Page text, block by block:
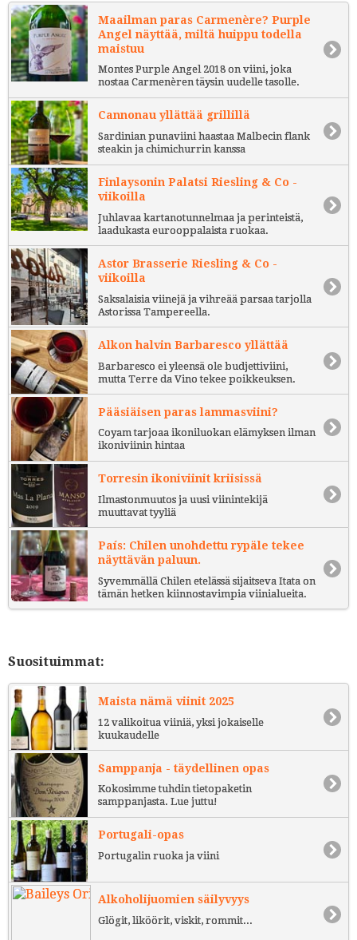
Maailman paras Carmenère? Purple
Angel näyttää, miltä huippu todella
maistuu
Montes Purple Angel 2018 on viini, joka
nostaa Carmenèren täysin uudelle tasolle.
Cannonau yllättää grillillä
Sardinian punaviini haastaa Malbecin flank
steakin ja chimichurrin kanssa
Finlaysonin Palatsi Riesling & Co -
viikoilla
Juhlavaa kartanotunnelmaa ja perinteistä,
laadukasta eurooppalaista ruokaa.
Astor Brasserie Riesling & Co -
viikoilla
Saksalaisia viinejä ja vihreää parsaa tarjolla
Astorissa Tampereella.
Alkon halvin Barbaresco yllättää
Barbaresco ei yleensä ole budjettiviini,
mutta Terre da Vino tekee poikkeuksen.
Pääsiäisen paras lammasviini?
Coyam tarjoaa ikoniluokan elämyksen ilman
ikoniviinin hintaa
Torresin ikoniviinit kriisissä
Ilmastonmuutos ja uusi viinintekijä
muuttavat tyyliä
País: Chilen unohdettu rypäle tekee
näyttävän paluun.
Syvemmällä Chilen etelässä sijaitseva Itata on
tämän hetken kiinnostavimpia viinialueita.
Suosituimmat:
Maista nämä viinit 2025
12 valikoitua viiniä, yksi jokaiselle
kuukaudelle
Samppanja - täydellinen opas
Kokosimme tuhdin tietopaketin
samppanjasta. Lue juttu!
Portugali-opas
Portugalin ruoka ja viini
Alkoholijuomien säilyvyys
Glögit, liköörit, viskit, rommit...